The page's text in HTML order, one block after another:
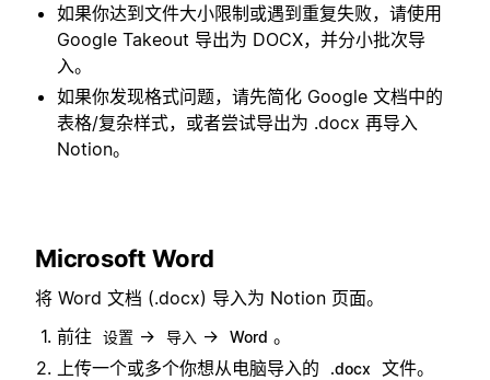
如果你达到文件大小限制或遇到重复失败，请使用
Google Takeout 导出为 DOCX，并分小批次导
入。
如果你发现格式问题，请先简化 Google 文档中的
表格/复杂样式，或者尝试导出为 .docx 再导入
Notion。
Microsoft Word
将 Word 文档 (.docx) 导入为 Notion 页面。
前往
设置 → 导入 → Word 。
上传一个或多个你想从电脑导入的
.docx
文件。